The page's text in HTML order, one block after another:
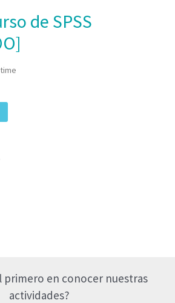
primero en conocer nuestras
actividades?